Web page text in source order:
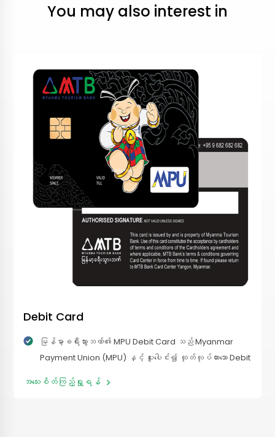
You may also interest in
Debit Card
မြန်မာ့ခရီးသွားဘဏ်၏ MPU Debit Card သည် Myanmar
Payment Union (MPU) နှင့် ပူးပေါင်း၍ ထုတ်လုပ်ထားသော Debit
MPU Debit Card သည် မြန်မာနိုင်ငံတစ်ဝန်းလုံးတွင်
အသေးစိတ်ကြည့်ရှု့ရန်